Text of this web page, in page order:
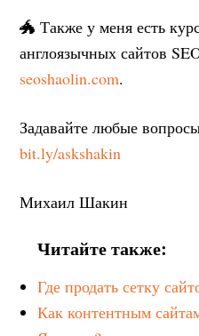
🐲 Также у меня есть
англоязычных сайтов
seoshaolin.com.
Задавайте любые
bit.ly/askshakin
Михаил Шакин
Читайте также:
Где продать сетку
Как контентным